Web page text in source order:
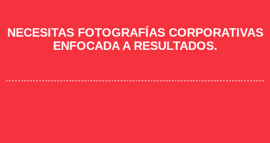
NECESITAS FOTOGRAFÍAS CORPORATIVAS
ENFOCADA A RESULTADOS.